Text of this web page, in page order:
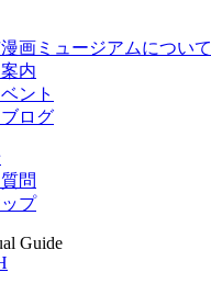
画ミュージアムについて
内
ント
ログ
問
プ
Guide